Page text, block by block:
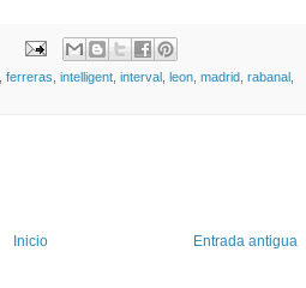
ferreras intelligent interval leon madrid rabanal
Entrada antigua
Inicio